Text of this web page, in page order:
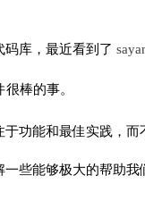
库，最近看到了
棒的事。
功能和最佳实践，
些能够极大的帮助我